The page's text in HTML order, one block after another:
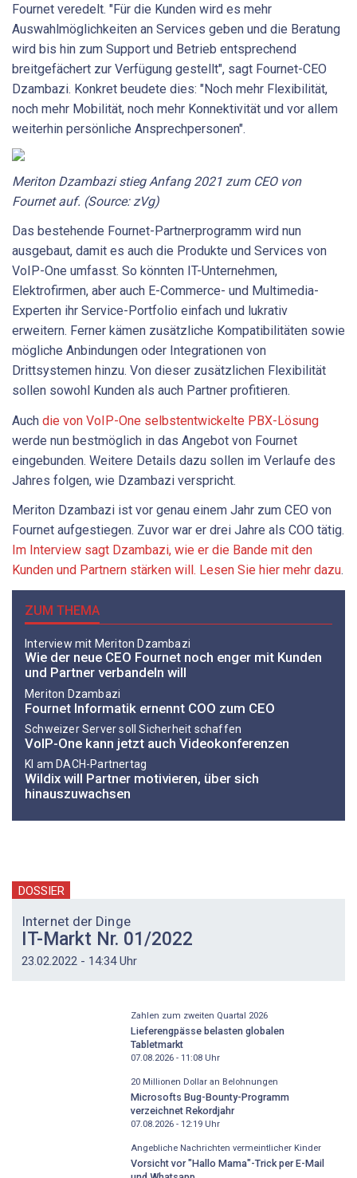
Fournet veredelt. "Für die Kunden wird es mehr
Auswahlmöglichkeiten an Services geben und die Beratung
wird bis hin zum Support und Betrieb entsprechend
breitgefächert zur Verfügung gestellt", sagt Fournet-CEO
Dzambazi. Konkret beudete dies: "Noch mehr Flexibilität,
noch mehr Mobilität, noch mehr Konnektivität und vor allem
weiterhin persönliche Ansprechpersonen".
Meriton Dzambazi stieg Anfang 2021 zum CEO von
Fournet auf. (Source: zVg)
Das bestehende Fournet-Partnerprogramm wird nun
ausgebaut, damit es auch die Produkte und Services von
VoIP-One umfasst. So könnten IT-Unternehmen,
Elektrofirmen, aber auch E-Commerce- und Multimedia-
Experten ihr Service-Portfolio einfach und lukrativ
erweitern. Ferner kämen zusätzliche Kompatibilitäten sowie
mögliche Anbindungen oder Integrationen von
Drittsystemen hinzu. Von dieser zusätzlichen Flexibilität
sollen sowohl Kunden als auch Partner profitieren.
Auch die von VoIP-One selbstentwickelte PBX-Lösung
werde nun bestmöglich in das Angebot von Fournet
eingebunden. Weitere Details dazu sollen im Verlaufe des
Jahres folgen, wie Dzambazi verspricht.
Meriton Dzambazi ist vor genau einem Jahr zum CEO von
Fournet aufgestiegen. Zuvor war er drei Jahre als COO tätig.
Im Interview sagt Dzambazi, wie er die Bande mit den
Kunden und Partnern stärken will. Lesen Sie hier mehr dazu.
ZUM THEMA
Interview mit Meriton Dzambazi
Wie der neue CEO Fournet noch enger mit Kunden
und Partner verbandeln will
Meriton Dzambazi
Fournet Informatik ernennt COO zum CEO
Schweizer Server soll Sicherheit schaffen
VoIP-One kann jetzt auch Videokonferenzen
KI am DACH-Partnertag
Wildix will Partner motivieren, über sich
hinauszuwachsen
DOSSIER
Internet der Dinge
IT-Markt Nr. 01/2022
23.02.2022 - 14:34 Uhr
Zahlen zum zweiten Quartal 2026
Lieferengpässe belasten globalen
Tabletmarkt
07.08.2026 - 11:08Uhr
20 Millionen Dollar an Belohnungen
Microsofts Bug-Bounty-Programm
verzeichnet Rekordjahr
07.08.2026 - 12:19Uhr
Angebliche Nachrichten vermeintlicher Kinder
Vorsicht vor "Hallo Mama"-Trick per E-Mail